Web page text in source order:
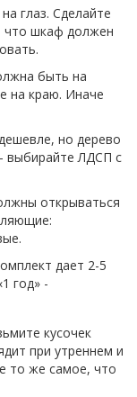
глаз. Сделайте
что шкаф должен
быть на
на краю. Иначе
но дерево
выбирайте ЛДСП с
открываться
дает 2-5
год» -
кусочек
при утреннем и
то же самое, что